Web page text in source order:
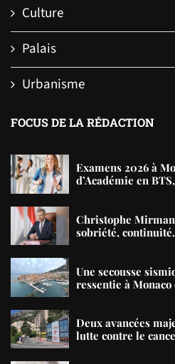
Culture
Palais
Urbanisme
FOCUS DE LA RÉDACTION
Examens 2026 à
d’Académie en
Christophe
sobriété,
Une secousse
ressentie à
Deux avancées
lutte contre le